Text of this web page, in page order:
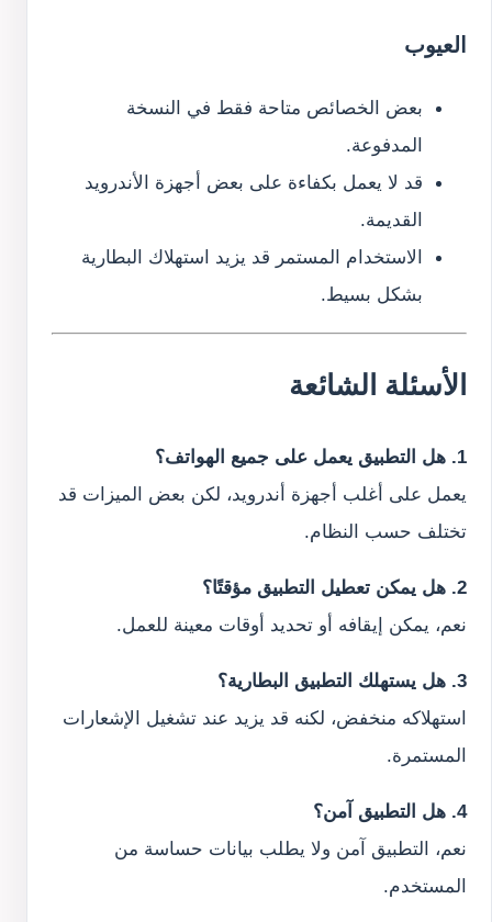
العيوب
بعض الخصائص متاحة فقط في النسخة
المدفوعة.
قد لا يعمل بكفاءة على بعض أجهزة الأندرويد
القديمة.
الاستخدام المستمر قد يزيد استهلاك البطارية
بشكل بسيط.
الأسئلة الشائعة
1. هل التطبيق يعمل على جميع الهواتف؟
يعمل على أغلب أجهزة أندرويد، لكن بعض الميزات قد
تختلف حسب النظام.
2. هل يمكن تعطيل التطبيق مؤقتًا؟
نعم، يمكن إيقافه أو تحديد أوقات معينة للعمل.
3. هل يستهلك التطبيق البطارية؟
استهلاكه منخفض، لكنه قد يزيد عند تشغيل الإشعارات
المستمرة.
4. هل التطبيق آمن؟
نعم، التطبيق آمن ولا يطلب بيانات حساسة من
المستخدم.